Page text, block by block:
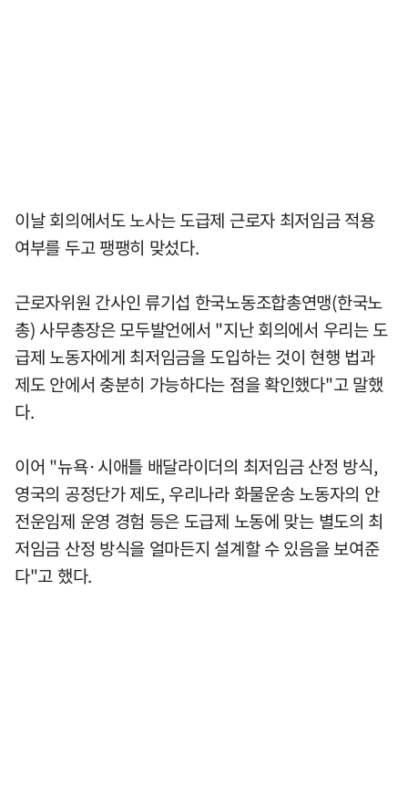
이날 회의에서도 노사는 도급제 근로자 최저임금 적용
여부를 두고 팽팽히 맞섰다.
근로자위원 간사인 류기섭 한국노동조합총연맹(한국노
총) 사무총장은 모두발언에서 "지난 회의에서 우리는 도
급제 노동자에게 최저임금을 도입하는 것이 현행 법과
제도 안에서 충분히 가능하다는 점을 확인했다"고 말했
다.
이어 "뉴욕·시애틀 배달라이더의 최저임금 산정 방식,
영국의 공정단가 제도, 우리나라 화물운송 노동자의 안
전운임제 운영 경험 등은 도급제 노동에 맞는 별도의 최
저임금 산정 방식을 얼마든지 설계할 수 있음을 보여준
다"고 했다.